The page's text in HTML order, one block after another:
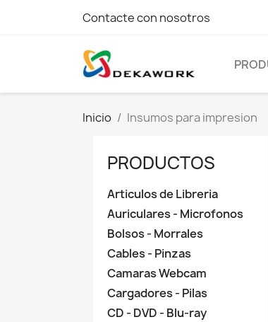
Contacte con nosotros
Inicio Insumos para impresion
PRODUCTOS
Articulos de Libreria
Auriculares - Microfonos
Bolsos - Morrales
Cables - Pinzas
Camaras Webcam
Cargadores - Pilas
CD - DVD - Blu-ray